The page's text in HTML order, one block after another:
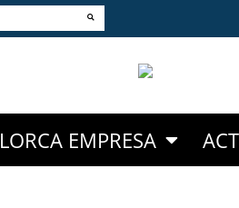
EMPRESA